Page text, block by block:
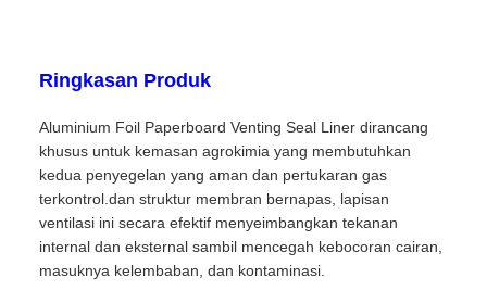
Ringkasan Produk
Aluminium Foil Paperboard Venting Seal Liner dirancang
khusus untuk kemasan agrokimia yang membutuhkan
kedua penyegelan yang aman dan pertukaran gas
terkontrol.dan struktur membran bernapas, lapisan
ventilasi ini secara efektif menyeimbangkan tekanan
internal dan eksternal sambil mencegah kebocoran cairan,
masuknya kelembaban, dan kontaminasi.